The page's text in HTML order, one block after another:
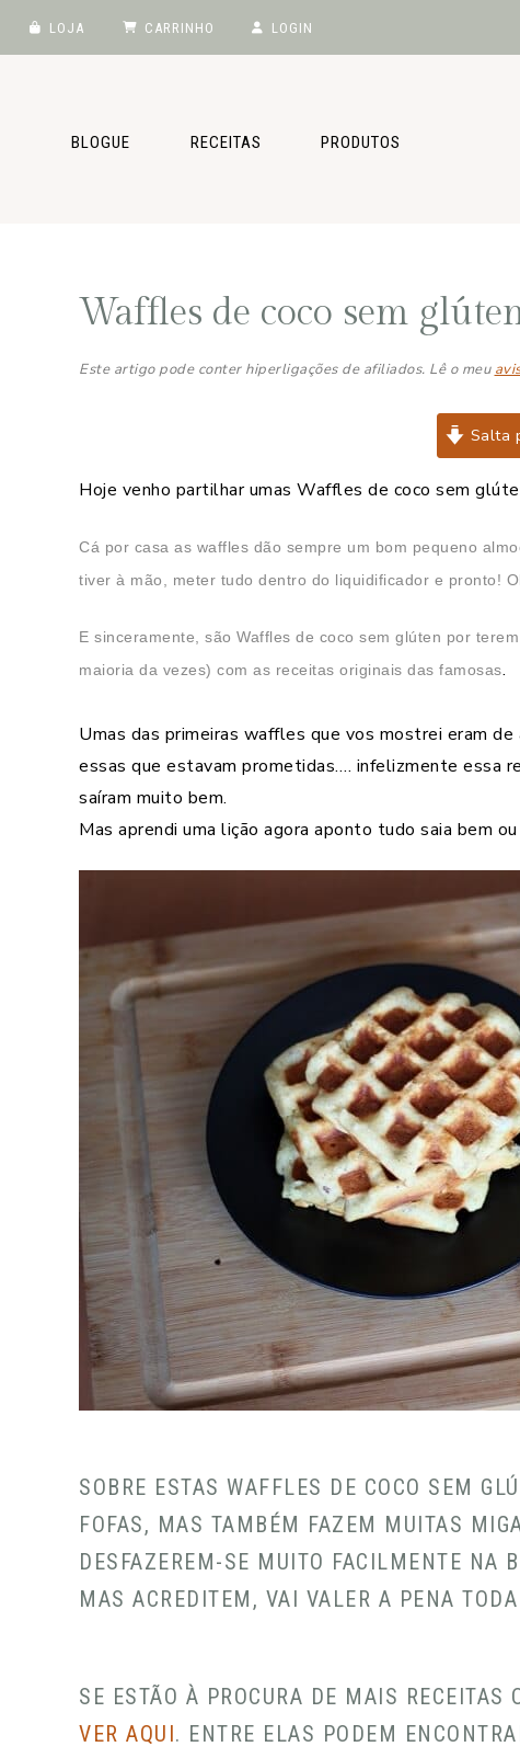
LOJA CARRINHO LOGIN
BLOGUE RECEITAS PRODUTOS
Waffles de coco sem
Este artigo pode conter hiperligações de afiliados. Lê o meu
Salta
Hoje venho partilhar umas Waffles de coco sem
Cá por casa as waffles dão sempre um bom pequeno
tiver à mão, meter tudo dentro do liquidificador e pronto!
E sinceramente, são Waffles de coco sem glúten por
maioria da vezes) com as receitas originais das famosas.
Umas das primeiras waffles que vos mostrei eram
essas que estavam prometidas…. infelizmente essa
saíram muito bem.
Mas aprendi uma lição agora aponto tudo saia bem
SOBRE ESTAS WAFFLES DE COCO SEM
FOFAS, MAS TAMBÉM FAZEM MUITAS
DESFAZEREM-SE MUITO FACILMENTE NA
MAS ACREDITEM, VAI VALER A PENA
SE ESTÃO À PROCURA DE MAIS RECEITAS
VER AQUI. ENTRE ELAS PODEM